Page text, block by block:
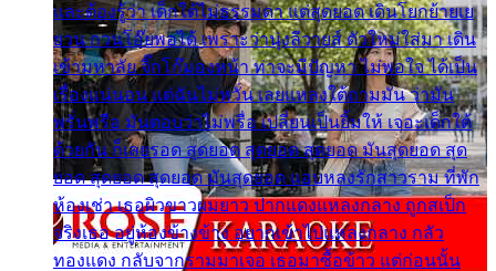
และต้องรู้ว่า เด็กใต้ไม่ธรรมดา แต่สุดยอด เดินโยกย้ายเย
ยวน กวนโอ๊ยพอได้ เพราะว่านุ่งลีวายส์ ตัวใหม่ใส่มา เดิน
เข้ามหาลัย จิ๊กโก๊มองหน้า ท่าจะมีปัญหา ไม่พอใจ ได้เป็น
เรื่องแน่นอน แต่ฉันไม่หวั่น เลยแหลงใต้ถามมัน ว่ามัน
พรั่นพรือ มันตอบว่าไม่พรื่อ เปลี่ยนเป็นยิ้มให้ เจอะเด็กใต้
ด้วยกัน ก็เลยรอด สุดยอด สุดยอด สุดยอด มันสุดยอด สุด
ยอด สุดยอด สุดยอด มันสุดยอด แอบหลงรักสาวราม ที่พัก
ห้องเช่า เธอผิวขาวผมยาว ปากแดงแหลงกลาง ถูกสเป็ก
จริงเธอ อยู่ห้องข้างข้าง อยากเข้าไปแหลงกลาง กลัว
ทองแดง กลับจากรามมาเจอ เธอมาซื้อข้าว แต่ก่อนนั้น